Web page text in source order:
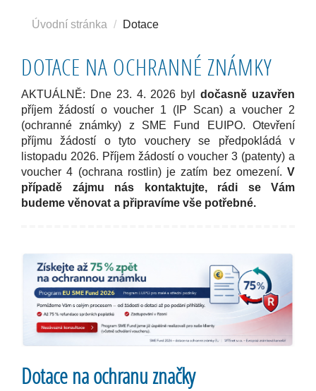
Úvodní stránka Dotace
DOTACE NA OCHRANNÉ ZNÁMKY
AKTUÁLNĚ: Dne 23. 4. 2026 byldočasně uzavřen
příjem žádostí o voucher 1 (IP Scan) a voucher 2
(ochranné známky) z SME Fund EUIPO. Otevření
příjmu žádostí o tyto vouchery se předpokládá v
listopadu 2026. Příjem žádostí o voucher 3 (patenty) a
voucher 4 (ochrana rostlin) je zatím bez omezení. V
případě zájmu nás kontaktujte, rádi se Vám
budeme věnovat a připravíme vše potřebné.
Dotace na ochranu značky